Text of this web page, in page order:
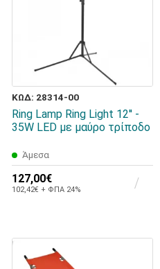
ΚΩΔ: 28314-00
Ring Lamp Ring Light 12'' -
35W LED με μαύρο τρίποδο
Άμεσα
127,00€
102,42€ + ΦΠΑ 24%